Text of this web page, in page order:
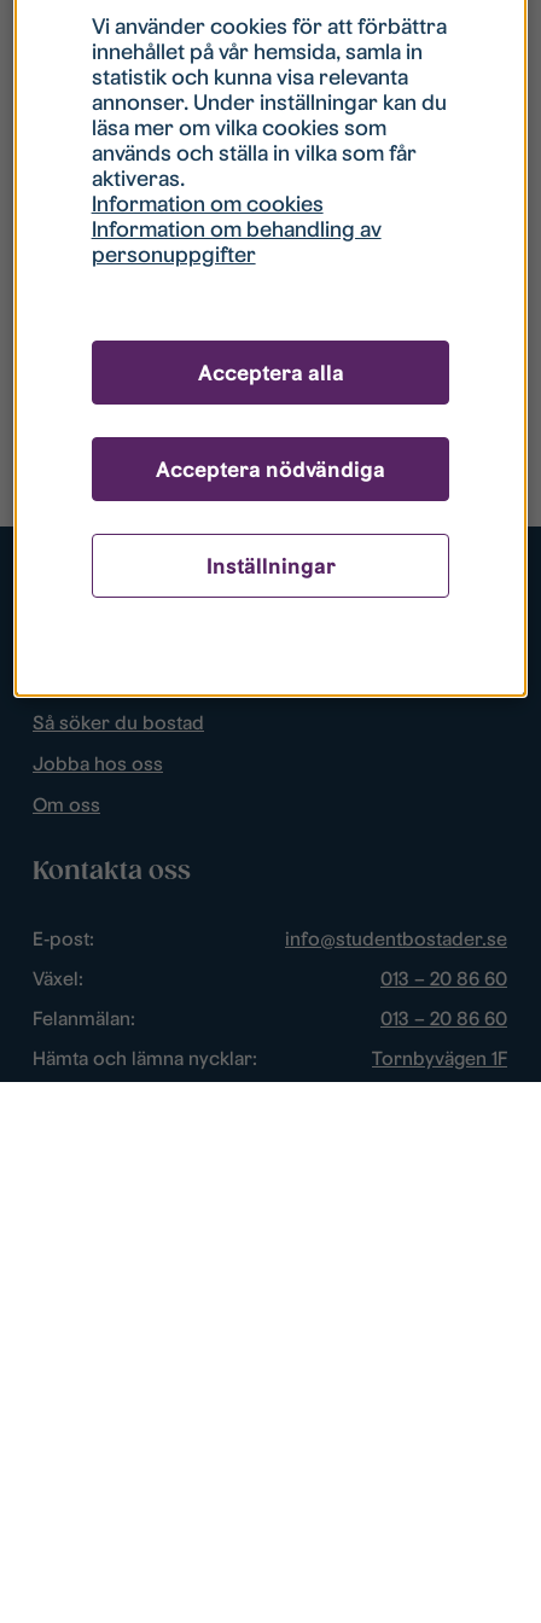
Populära sidor
Så söker du bostad
Jobba hos oss
Om oss
Kontakta oss
E-post:
info@studentbostader.se
Växel:
013 – 20 86 60
Felanmälan:
013 – 20 86 60
Hämta och lämna nycklar:
Tornbyvägen 1F
Vi använder cookies för att förbättra
innehållet på vår hemsida, samla in
statistik och kunna visa relevanta
annonser. Under inställningar kan du
läsa mer om vilka cookies som
används och ställa in vilka som får
aktiveras.
Information om cookies
Information om behandling av
personuppgifter
Inställningar
Acceptera nödvändiga
Acceptera alla